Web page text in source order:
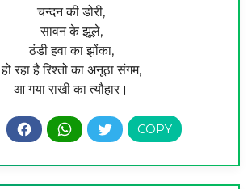
चन्दन की डोरी,
सावन के झूले,
ठंडी हवा का झोंका,
हो रहा है रिश्तो का अनूठा संगम,
आ गया राखी का त्यौहार।